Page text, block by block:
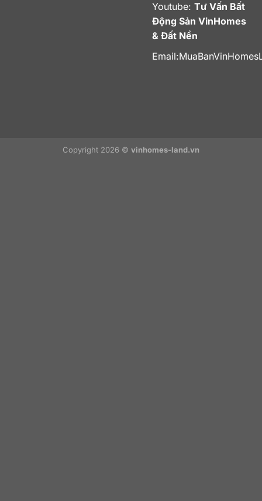
Youtube: Tư Vấn Bất
Động Sản VinHomes
& Đất Nền
Email:
Copyright 2026 © vinhomes-land.vn